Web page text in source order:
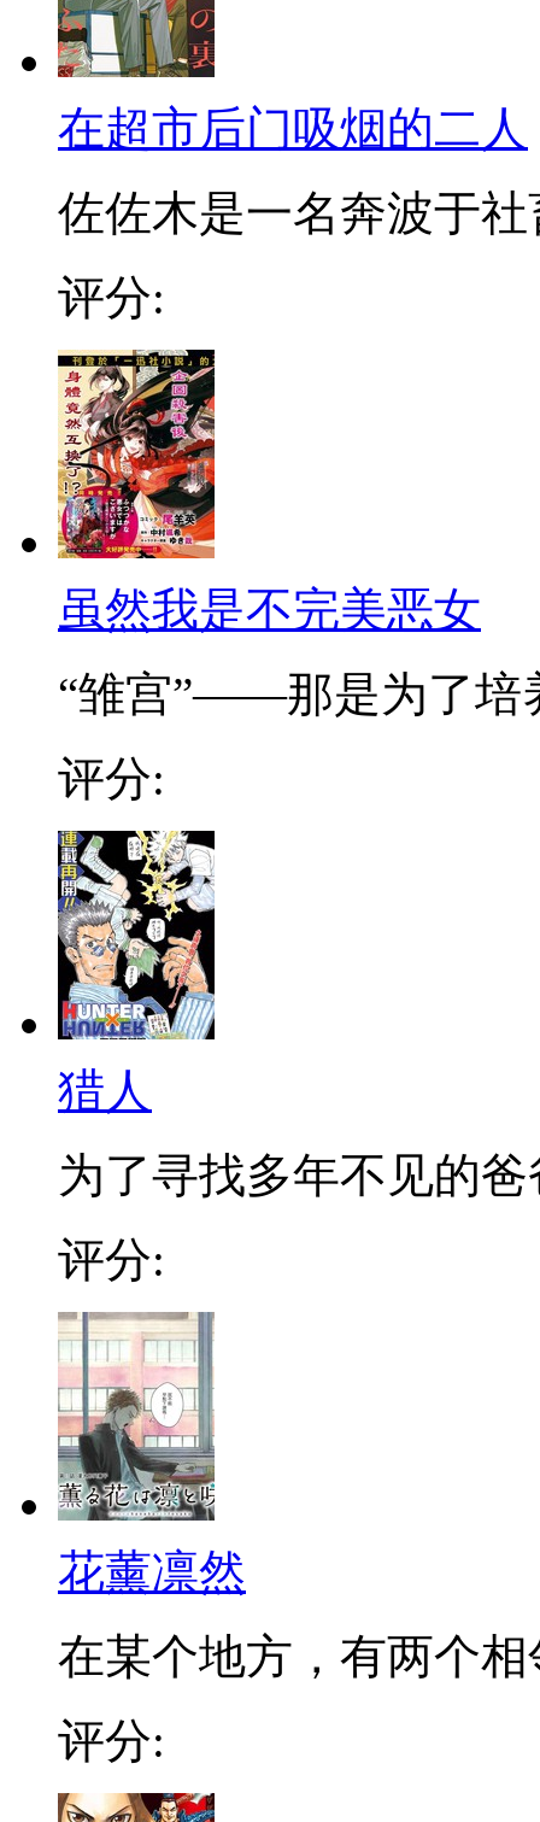
在超市后门吸烟的二人
佐佐木是一名奔波于社
评分:
虽然我是不完美恶女
“雏宫”——那是为了培
评分:
猎人
为了寻找多年不见的爸
评分:
花薰凛然
在某个地方，有两个相
评分: